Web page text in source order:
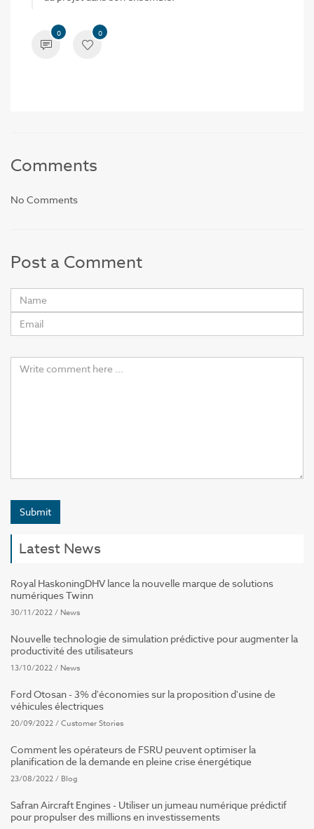
0 0
Comments
No Comments
Post a Comment
Submit
Latest News
Royal HaskoningDHV lance la nouvelle marque de solutions
numériques Twinn
30/11/2022/ News
Nouvelle technologie de simulation prédictive pour augmenter la
productivité des utilisateurs
13/10/2022/ News
Ford Otosan - 3% d'économies sur la proposition d'usine de
véhicules électriques
20/09/2022/Customer Stories
Comment les opérateurs de FSRU peuvent optimiser la
planification de la demande en pleine crise énergétique
23/08/2022/ Blog
Safran Aircraft Engines - Utiliser un jumeau numérique prédictif
pour propulser des millions en investissements